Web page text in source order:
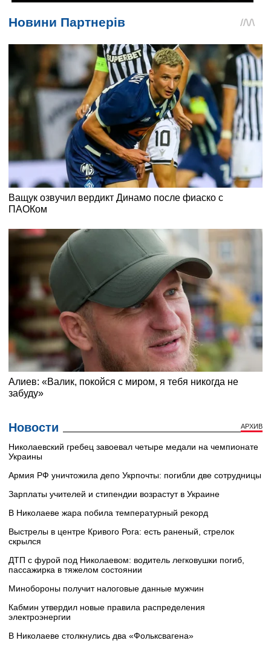
Новости АРХИВ
Николаевский гребец завоевал четыре медали на чемпионате
Украины
Армия РФ уничтожила депо Укрпочты: погибли две сотрудницы
Зарплаты учителей и стипендии возрастут в Украине
В Николаеве жара побила температурный рекорд
Выстрелы в центре Кривого Рога: есть раненый, стрелок
скрылся
ДТП с фурой под Николаевом: водитель легковушки погиб,
пассажирка в тяжелом состоянии
Минобороны получит налоговые данные мужчин
Кабмин утвердил новые правила распределения
электроэнергии
В Николаеве столкнулись два «Фольксвагена»